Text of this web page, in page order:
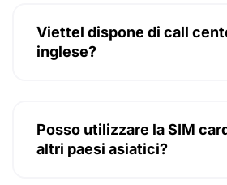
Viettel dispone di call
inglese?
Posso utilizzare la SIM
altri paesi asiatici?